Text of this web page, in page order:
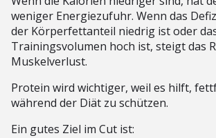
weniger Energiezufuhr. Wenn das
der Körperfettanteil niedrig ist oder
Trainingsvolumen hoch ist, steigt das
Muskelverlust.
Protein wird wichtiger, weil es hilft,
während der Diät zu schützen.
Ein gutes Ziel im Cut ist: